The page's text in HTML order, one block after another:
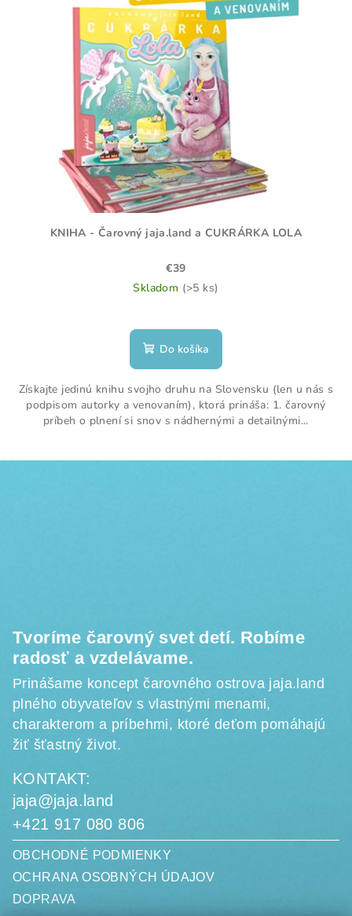
KNIHA - Čarovný jaja.land a CUKRÁRKA LOLA
€39
Skladom (>5 ks)
Do košíka
Získajte jedinú knihu svojho druhu na Slovensku (len u nás s
podpisom autorky a venovaním), ktorá prináša: 1. čarovný
príbeh o plnení si snov s nádhernými a detailnými...
Tvoríme čarovný svet detí. Robíme
radosť a vzdelávame.
Prinášame koncept čarovného ostrova jaja.land
plného obyvateľov s vlastnými menami,
charakterom a príbehmi, ktoré deťom pomáhajú
žiť šťastný život.
KONTAKT:
jaja@jaja.land
+421 917 080 806
OBCHODNÉ PODMIENKY
OCHRANA OSOBNÝCH ÚDAJOV
DOPRAVA